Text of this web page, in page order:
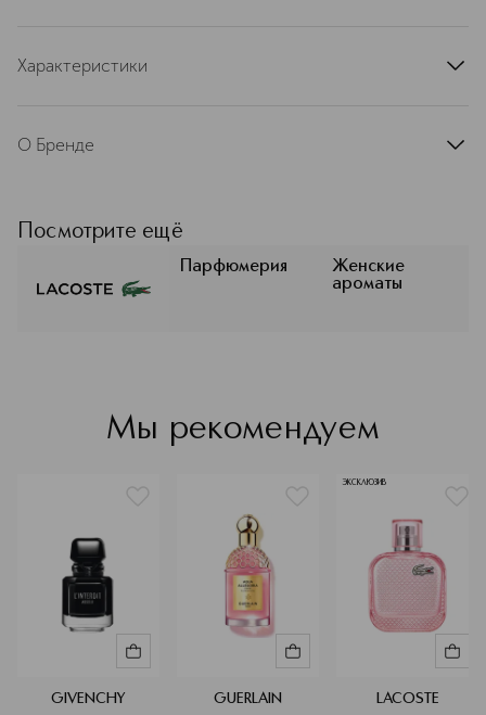
Характеристики
артикул
О Бренде
спортивной элегантностью. Его
парфюмерная коллекция
продолжает эту философию:
ароматы здесь такие же
Подробнее
Посмотрите ещё
Парфюмерия
Женские
ароматы
Мы рекомендуем
GIVENCHY GUERLAIN
ЭКСКЛЮЗИВ
LACOSTE